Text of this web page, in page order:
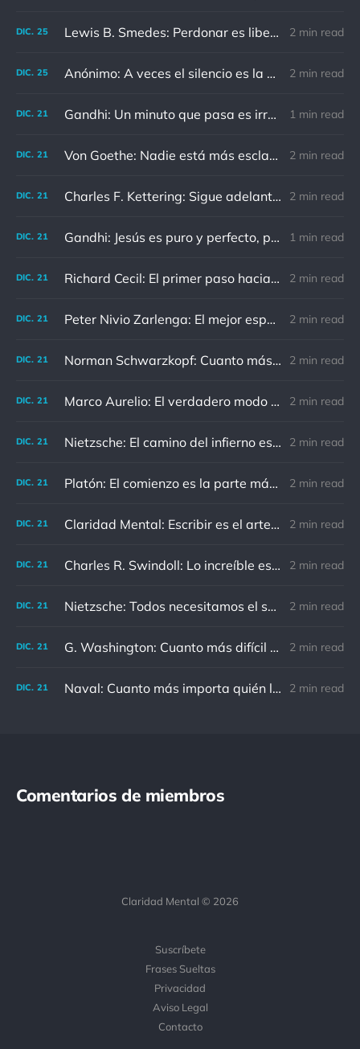
DIC. 25 Lewis B. Smedes: Perdonar es liberar a un prisionero y descubrir que el prisionero eras tú 2 min read
DIC. 25 Anónimo: A veces el silencio es la mejor respuesta 2 min read
DIC. 21 Gandhi: Un minuto que pasa es irrecuperable. Conociendo esto, ¿cómo podemos malgastar tantas horas? 1 min read
DIC. 21 Von Goethe: Nadie está más esclavizado que aquellos que falsamente creen que son libres. 2 min read
DIC. 21 Charles F. Kettering: Sigue adelante, y es probable que tropieces con algo, tal vez cuando menos lo esperes. Nunca he escuchado hablar de alguien algu 2 min read
DIC. 21 Gandhi: Jesús es puro y perfecto, pero vosotros los cristianos no sois como él. 1 min read
DIC. 21 Richard Cecil: El primer paso hacia el conocimiento es saber que somos ignorantes. 2 min read
DIC. 21 Peter Nivio Zarlenga: El mejor espejo es un viejo amigo. 2 min read
DIC. 21 Norman Schwarzkopf: Cuanto más sudes por la paz, menos sangras por la guerra. 2 min read
DIC. 21 Marco Aurelio: El verdadero modo de vengarse de un enemigo es no parecérsele. 2 min read
DIC. 21 Nietzsche: El camino del infierno está asfaltado de buenas intenciones. 2 min read
DIC. 21 Platón: El comienzo es la parte más importante del trabajo 2 min read
DIC. 21 Claridad Mental: Escribir es el arte de calmar y despejar la mente. 2 min read
DIC. 21 Charles R. Swindoll: Lo increíble es que cada día podemos elegir la actitud que adoptaremos. 2 min read
DIC. 21 Nietzsche: Todos necesitamos el sentido de culpa, pero nadie necesita sentirse culpable. 2 min read
DIC. 21 G. Washington: Cuanto más difícil es el conflicto, mayor es el triunfo. 2 min read
DIC. 21 Naval: Cuanto más importa quién lo ha dicho, menos importa en realidad 2 min read
Comentarios de miembros
Claridad Mental © 2026
Suscríbete
Frases Sueltas
Privacidad
Aviso Legal
Contacto